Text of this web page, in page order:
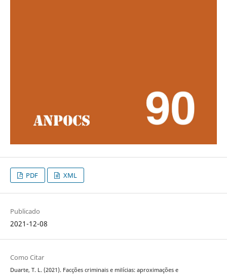
PDF XML
Publicado
2021-12-08
Como Citar
Duarte, T. L. (2021). Facções criminais e milícias: aproximações e